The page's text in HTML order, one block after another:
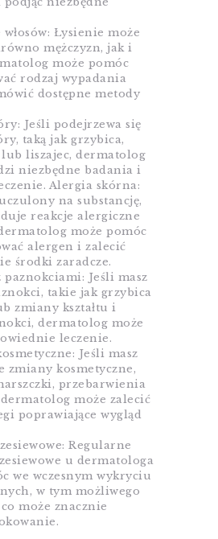
Łysienie może
mężczyzn, jak i
może pomóc
rodzaj wypadania
dostępne metody
Jeśli podejrzewa się
taką jak grzybica,
lub liszajec, dermatolog
niezbędne badania i
Alergia skórna:
na substancję,
reakcje alergiczne
może pomóc
alergen i zalecić
środki zaradcze.
Jeśli masz
takie jak grzybica
zmiany kształtu i
dermatolog może
leczenie.
Jeśli masz
zmiany kosmetyczne,
przebarwienia
może zalecić
poprawiające wygląd
Regularne
u dermatologa
we wczesnym wykryciu
w tym możliwego
może znacznie